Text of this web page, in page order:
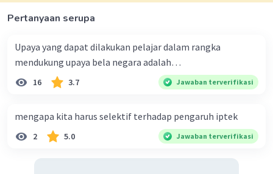
Iklan
Pertanyaan serupa
Upaya yang dapat dilakukan pelajar dalam rangka
mendukung upaya bela negara adalah…
16 3.7 Jawaban terverifikasi
mengapa kita harus selektif terhadap pengaruh iptek
2 5.0 Jawaban terverifikasi